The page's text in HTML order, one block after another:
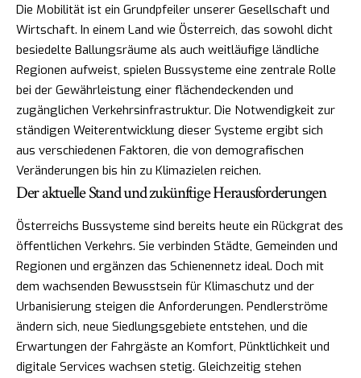
Die Mobilität ist ein Grundpfeiler unserer Gesellschaft und
Wirtschaft. In einem Land wie Österreich, das sowohl dicht
besiedelte Ballungsräume als auch weitläufige ländliche
Regionen aufweist, spielen Bussysteme eine zentrale Rolle
bei der Gewährleistung einer flächendeckenden und
zugänglichen Verkehrsinfrastruktur. Die Notwendigkeit zur
ständigen Weiterentwicklung dieser Systeme ergibt sich
aus verschiedenen Faktoren, die von demografischen
Veränderungen bis hin zu Klimazielen reichen.
Der aktuelle Stand und zukünftige Herausforderungen
Österreichs Bussysteme sind bereits heute ein Rückgrat des
öffentlichen Verkehrs. Sie verbinden Städte, Gemeinden und
Regionen und ergänzen das Schienennetz ideal. Doch mit
dem wachsenden Bewusstsein für Klimaschutz und der
Urbanisierung steigen die Anforderungen. Pendlerströme
ändern sich, neue Siedlungsgebiete entstehen, und die
Erwartungen der Fahrgäste an Komfort, Pünktlichkeit und
digitale Services wachsen stetig. Gleichzeitig stehen